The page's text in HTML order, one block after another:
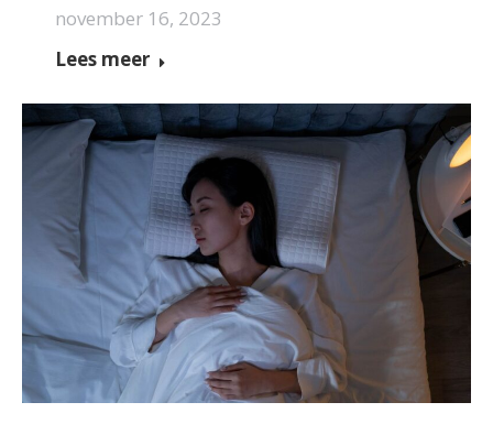
november 16, 2023
Lees meer